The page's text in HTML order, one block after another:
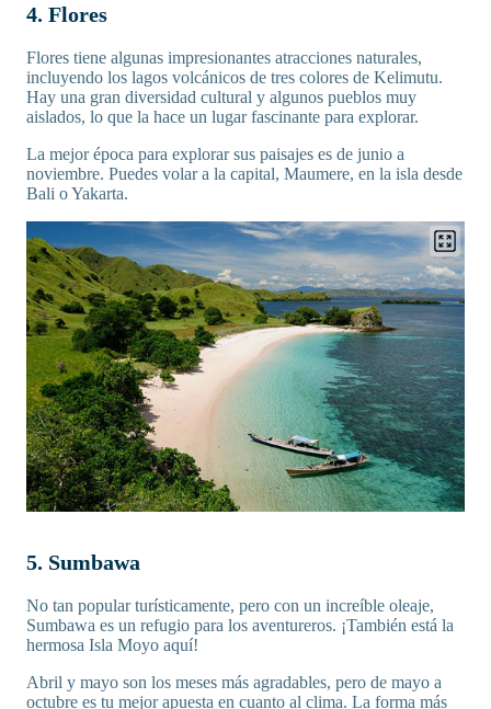
4. Flores
Flores tiene algunas impresionantes atracciones naturales,
incluyendo los lagos volcánicos de tres colores de Kelimutu.
Hay una gran diversidad cultural y algunos pueblos muy
aislados, lo que la hace un lugar fascinante para explorar.
La mejor época para explorar sus paisajes es de junio a
noviembre. Puedes volar a la capital, Maumere, en la isla desde
Bali o Yakarta.
5. Sumbawa
No tan popular turísticamente, pero con un increíble oleaje,
Sumbawa es un refugio para los aventureros. ¡También está la
hermosa Isla Moyo aquí!
Abril y mayo son los meses más agradables, pero de mayo a
octubre es tu mejor apuesta en cuanto al clima. La forma más